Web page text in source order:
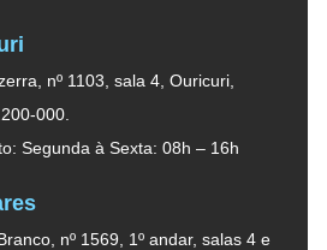
nº 1103, sala 4, Ouricuri,
000.
Segunda à Sexta: 08h – 16h
nº 1569, 1º andar, salas 4 e